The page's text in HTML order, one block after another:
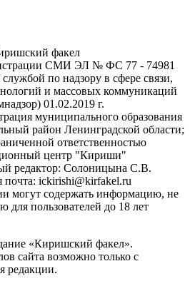
факел
СМИ ЭЛ № ФС 77 - 74981
по надзору в сфере связи,
и массовых коммуникаций
01.02.2019 г.
муниципального образования
район Ленинградской области;
ответственностью
центр "Кириши"
редактор: Солоницына С.В.
почта: ickirishi@kirfakel.ru
могут содержать информацию, не
для пользователей до 18 лет
«Киришский факел».
сайта возможно только с
редакции.